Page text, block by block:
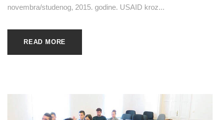
novembra/studenog, 2015. godine. USAID kroz...
READ MORE